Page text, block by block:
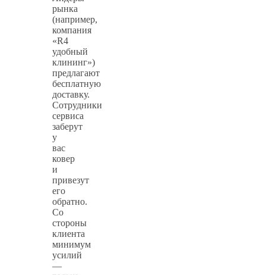
рынка
(например,
компания
«R4
удобный
клининг»)
предлагают
бесплатную
доставку.
Сотрудники
сервиса
заберут
у
вас
ковер
и
привезут
его
обратно.
Со
стороны
клиента
минимум
усилий
—